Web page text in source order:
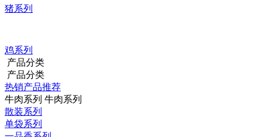
猪系列
鸡系列
产品分类
产品分类
热销产品推荐
牛肉系列 牛肉系列
散装系列
单袋系列